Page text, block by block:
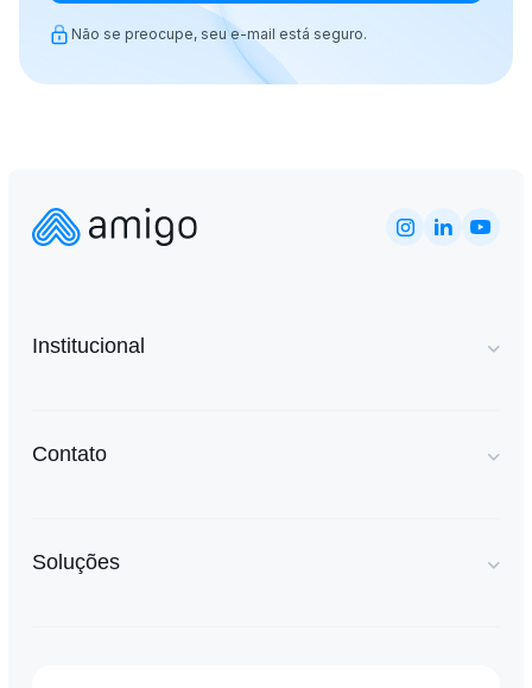
Não se preocupe, seu e-mail está seguro.
Institucional
Contato
Soluções